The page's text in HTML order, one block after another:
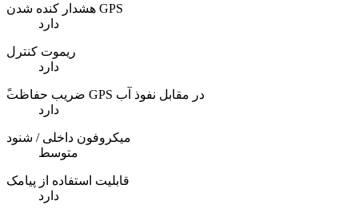
هشدار کنده شدن GPS
دارد
ریموت کنترل
دارد
ًضریب حفاظت GPS در مقابل نفوذ آب
دارد
میکروفون داخلی / شنود
متوسط
قابلیت استفاده از پیامک
دارد